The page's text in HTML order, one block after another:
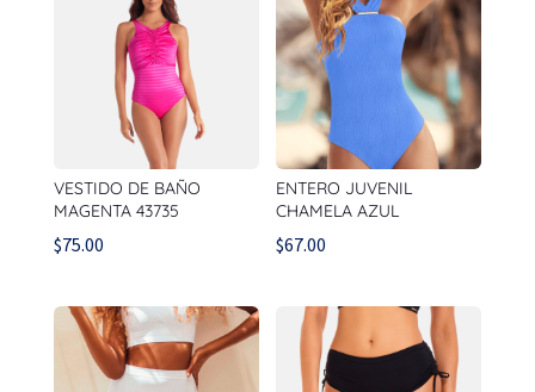
VESTIDO DE BAÑO
MAGENTA 43735
$75.00
ENTERO JUVENIL
CHAMELA AZUL
$67.00